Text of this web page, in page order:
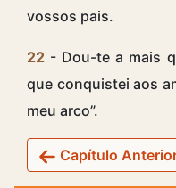
vossos pais.
22 - Dou-te a mais
que conquistei aos
meu arco”.
Capítulo